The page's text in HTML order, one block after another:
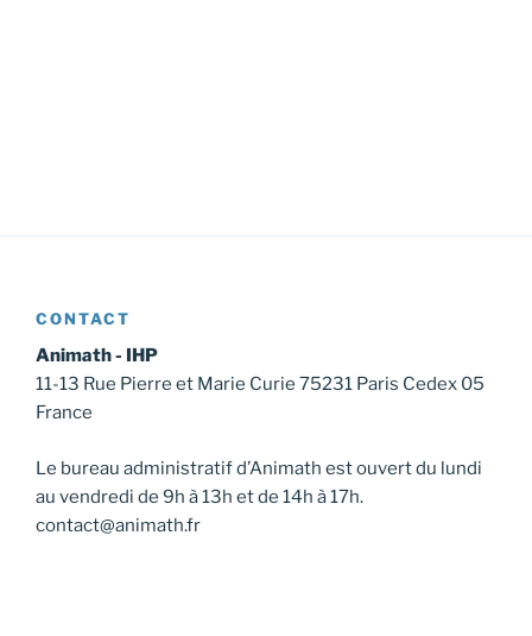
CONTACT
Animath - IHP
11-13 Rue Pierre et Marie Curie 75231 Paris Cedex 05
France
Le bureau administratif d’Animath est ouvert du lundi
au vendredi de 9h à 13h et de 14h à 17h.
contact@animath.fr